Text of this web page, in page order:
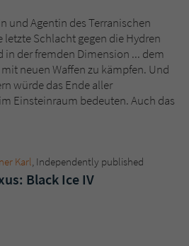
und Agentin des Terranischen
Schlacht gegen die Hydren
in der fremden Dimension ... dem
neuen Waffen zu kämpfen. Und
würde das Ende aller
Einsteinraum bedeuten. Auch das
Karl , ‎Independently published
Black Ice IV